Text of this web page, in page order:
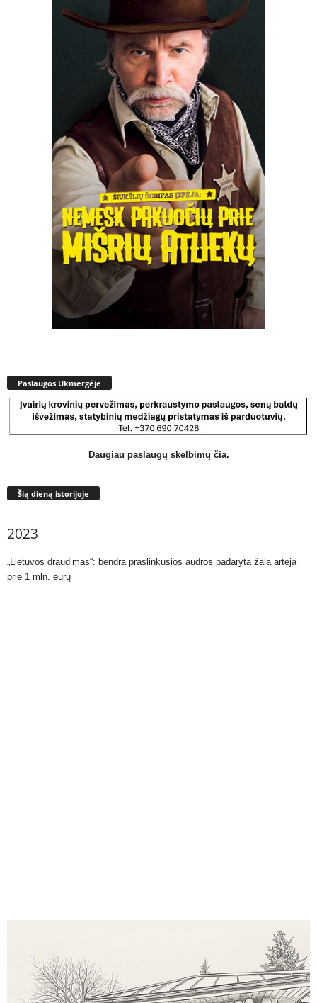
Paslaugos Ukmergėje
Daugiau paslaugų skelbimų čia.
Šią dieną istorijoje
2023
„Lietuvos draudimas“: bendra praslinkusios audros padaryta žala artėja
prie 1 mln. eurų